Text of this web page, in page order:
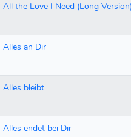
All the Love I Need (Long Version)
Alles an Dir
Alles bleibt
Alles endet bei Dir